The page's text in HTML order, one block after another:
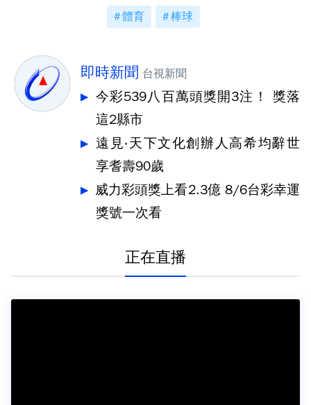
體育 棒球
即時新聞 台視新聞
今彩539八百萬頭獎開3注！ 獎落
這2縣市
遠見‧天下文化創辦人高希均辭世
享耆壽90歲
威力彩頭獎上看2.3億 8/6台彩幸運
獎號一次看
正在直播